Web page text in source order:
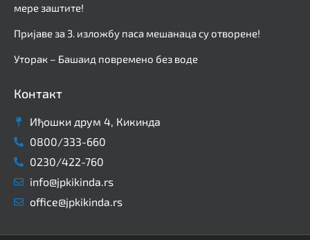
мере заштите!
Пријаве за 3. изложбу паса мешанаца су отворене!
Уторак – Башаид повремено без воде
Контакт
Иђошки друм 4, Кикинда
0800/333-660
0230/422-760
info@jpkikinda.rs
office@jpkikinda.rs